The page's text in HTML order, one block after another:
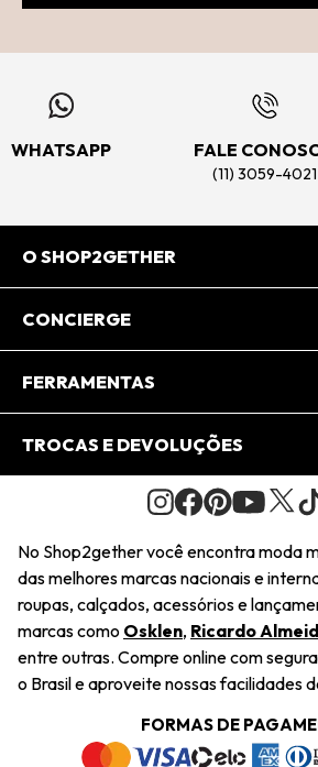
WHATSAPP FALE
(11) 3059-4021
O SHOP2GETHER
Sobre Nós
Journal
Saiu na Mídia
Sustentabilidade
Navegando
Termos e Condições
CONCIERGE
Central de Relacionamento
Regulamento e Promoções
FERRAMENTAS
Minha Conta
Pedido de Presente
Wishlist
TROCAS E DEVOLUÇÕES
Condições Gerais
Troca Fácil
Restituição de Pagamento
Dúvidas Frequentes
Termos e Condições
No Shop2gether você encontra moda
das melhores marcas nacionais e
roupas, calçados, acessórios e
marcas como Osklen, Ricardo
entre outras. Compre online com
o Brasil e aproveite nossas facilidades
FORMAS DE